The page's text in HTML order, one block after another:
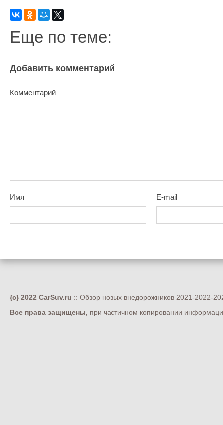
Еще по теме:
Добавить комментарий
Комментарий
Имя E-mail
{c} 2022 CarSuv.ru :: Обзор новых внедорожников 2021-2022-
Все права защищены, при частичном копировании